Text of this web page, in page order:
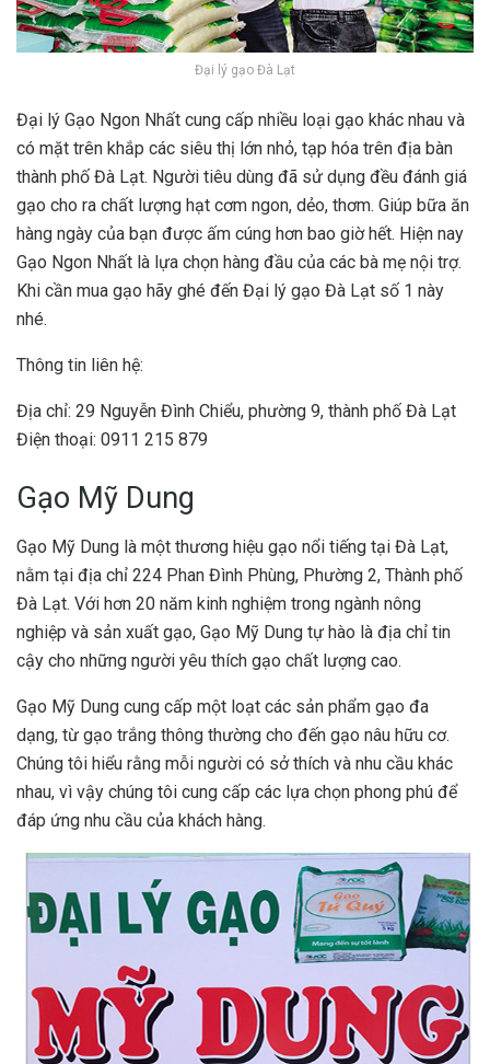
Đại lý gạo Đà Lạt
Đại lý Gạo Ngon Nhất cung cấp nhiều loại gạo khác nhau và
có mặt trên khắp các siêu thị lớn nhỏ, tạp hóa trên địa bàn
thành phố Đà Lạt. Người tiêu dùng đã sử dụng đều đánh giá
gạo cho ra chất lượng hạt cơm ngon, dẻo, thơm. Giúp bữa ăn
hàng ngày của bạn được ấm cúng hơn bao giờ hết. Hiện nay
Gạo Ngon Nhất là lựa chọn hàng đầu của các bà mẹ nội trợ.
Khi cần mua gạo hãy ghé đến Đại lý gạo Đà Lạt số 1 này
nhé.
Thông tin liên hệ:
Địa chỉ: 29 Nguyễn Đình Chiểu, phường 9, thành phố Đà Lạt
Điện thoại: 0911 215 879
Gạo Mỹ Dung
Gạo Mỹ Dung là một thương hiệu gạo nổi tiếng tại Đà Lạt,
nằm tại địa chỉ 224 Phan Đình Phùng, Phường 2, Thành phố
Đà Lạt. Với hơn 20 năm kinh nghiệm trong ngành nông
nghiệp và sản xuất gạo, Gạo Mỹ Dung tự hào là địa chỉ tin
cậy cho những người yêu thích gạo chất lượng cao.
Gạo Mỹ Dung cung cấp một loạt các sản phẩm gạo đa
dạng, từ gạo trắng thông thường cho đến gạo nâu hữu cơ.
Chúng tôi hiểu rằng mỗi người có sở thích và nhu cầu khác
nhau, vì vậy chúng tôi cung cấp các lựa chọn phong phú để
đáp ứng nhu cầu của khách hàng.